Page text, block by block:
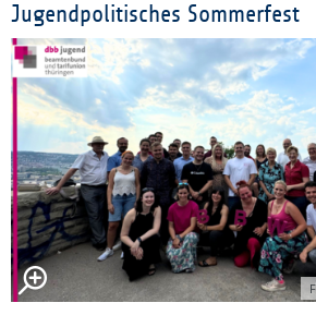
Jugendpolitisches Sommerfest